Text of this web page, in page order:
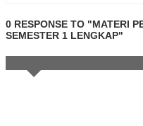
0 RESPONSE TO "MATERI
SEMESTER 1 LENGKAP"